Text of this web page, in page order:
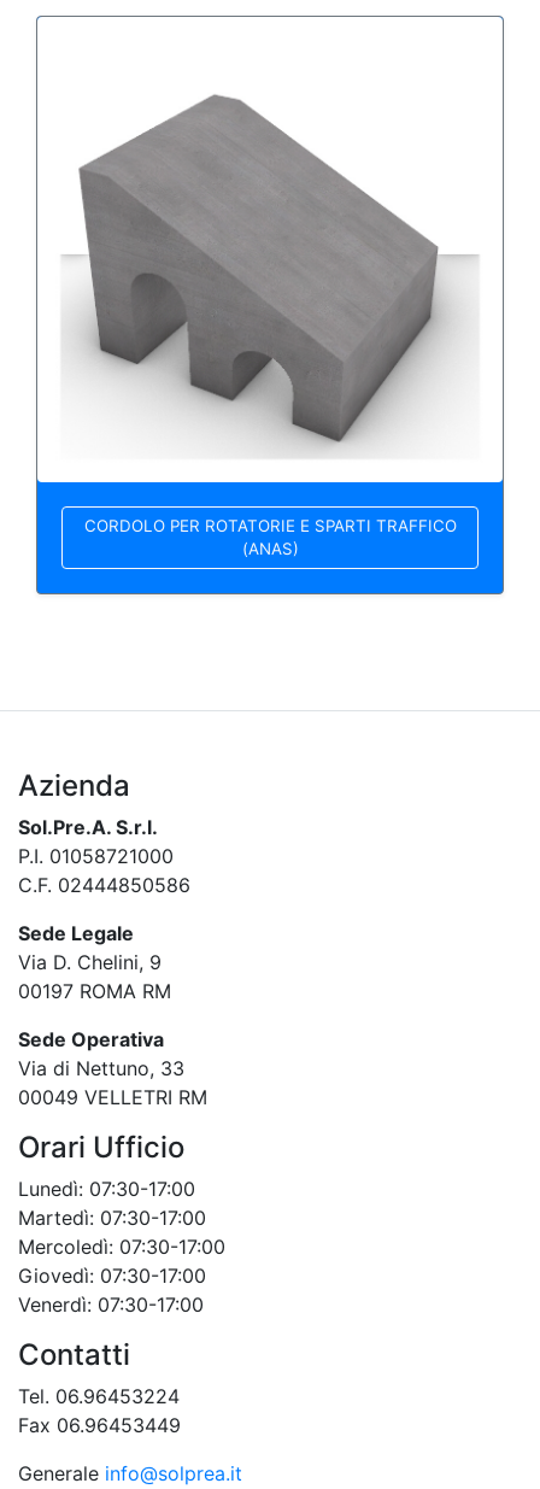
CORDOLO PER ROTATORIE E SPARTI TRAFFICO
(ANAS)
Azienda
Sol.Pre.A. S.r.l.
P.I. 01058721000
C.F. 02444850586
Sede Legale
Via D. Chelini, 9
00197 ROMA RM
Sede Operativa
Via di Nettuno, 33
00049 VELLETRI RM
Orari Ufficio
Lunedì: 07:30-17:00
Martedì: 07:30-17:00
Mercoledì: 07:30-17:00
Giovedì: 07:30-17:00
Venerdì: 07:30-17:00
Contatti
Tel. 06.96453224
Fax 06.96453449
Generale info@solprea.it